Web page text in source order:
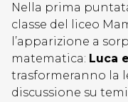
Nella prima
classe del liceo
l’apparizione a
matematica: Luca
trasformeranno la
discussione su